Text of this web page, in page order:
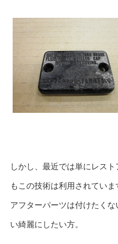
しかし、最近では単にレス
もこの技術は利用されていま
アフターパーツは付けたく
い綺麗にしたい方。